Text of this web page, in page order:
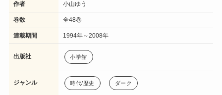
作者 小山ゆう
巻数 全48巻
連載期間 1994年～2008年
出版社 小学館
ジャンル 時代/歴史 ダーク